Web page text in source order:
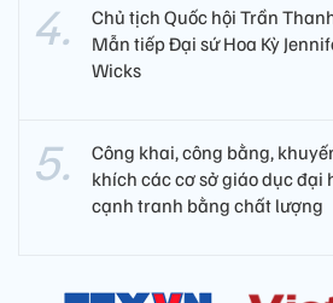
Chủ tịch Quốc hội Trần
Mẫn tiếp Đại sứ Hoa Kỳ
Wicks
Công khai, công bằng,
khích các cơ sở giáo dục đại
cạnh tranh bằng chất lượng​